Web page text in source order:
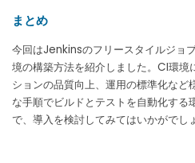
まとめ
今回はJenkinsのフリースタイルジョ
境の構築方法を紹介しました。CI環境
ションの品質向上、運用の標準化な
な手順でビルドとテストを自動化す
で、導入を検討してみてはいかがでし